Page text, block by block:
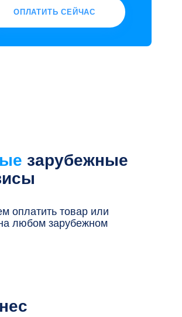
ОПЛАТИТЬ СЕЙЧАС
оплатить товар или
любом зарубежном
зарубежные